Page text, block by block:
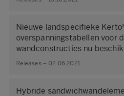
Nieuwe landspecifieke
overspanningstabellen voor
wandconstructies nu
Releases – 02.06.2021
Hybride